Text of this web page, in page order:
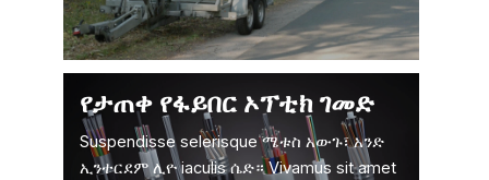
የታጠቀ የፋይበር ኦፕቲክ ገመድ
Suspendisse selerisque ሜቱስ አውጉ፣ አንድ
ኢንተርደም ሊዮ iaculis ሴድ። Vivamus sit amet